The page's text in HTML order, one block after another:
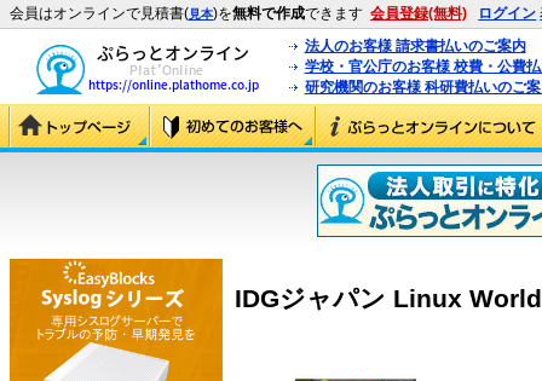
会員はオンラインで見積書(見本)を無料で作成できます 会員登録(無料) ログイン
法人のお客様 請求書払いのご案内
学校・官公庁のお客様 校費・公費
研究機関のお客様 科研費払いのご
IDGジャパン Linux